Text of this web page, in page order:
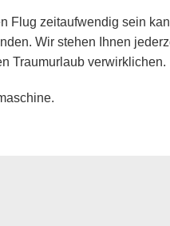
Flug zeitaufwendig sein
Wir stehen Ihnen
Traumurlaub verwirklichen.